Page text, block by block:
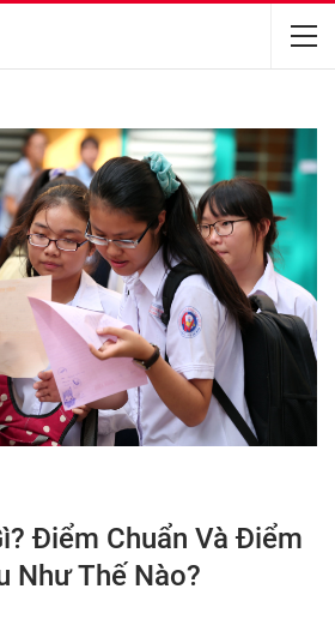
Điểm Chuẩn Và Điểm
Như Thế Nào?